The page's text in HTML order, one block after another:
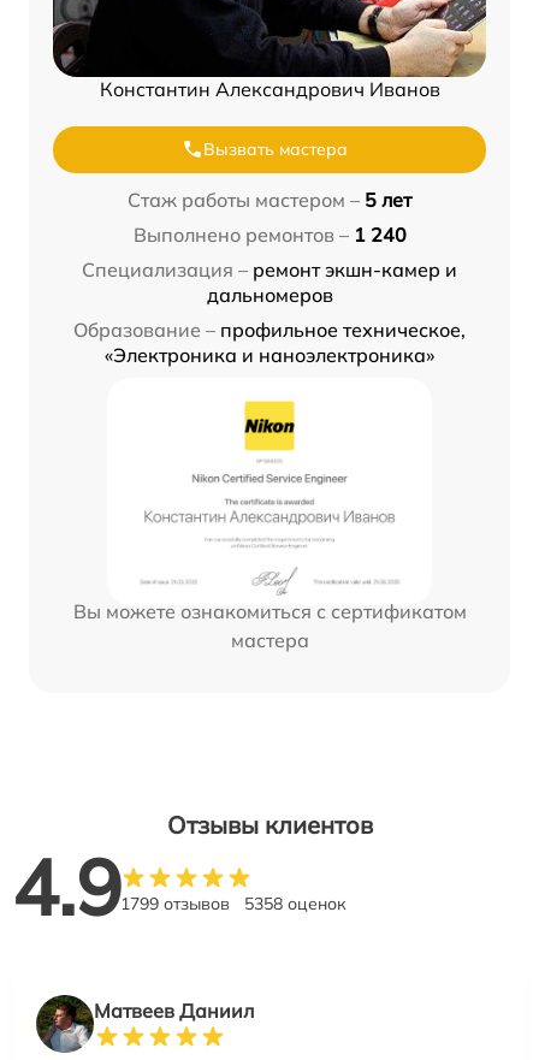
Константин Александрович Иванов
Вызвать мастера
Стаж работы мастером – 5 лет
Выполнено ремонтов – 1 240
Специализация – ремонт экшн-камер и
дальномеров
Образование – профильное техническое,
«Электроника и наноэлектроника»
Вы можете ознакомиться с сертификатом
мастера
Отзывы клиентов
4.91799 отзывов 5358 оценок
Матвеев Даниил